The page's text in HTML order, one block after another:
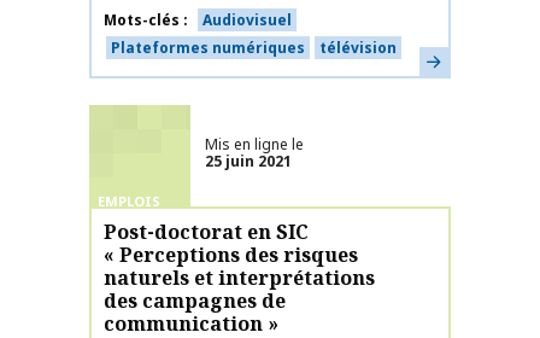
Mots-clés
Audiovisuel
Plateformes numériques
télévision En savoir plus
EMPLOIS
Mis en ligne le
25 juin 2021
Post-doctorat en SIC
« Perceptions des risques
naturels et interprétations
des campagnes de
communication »